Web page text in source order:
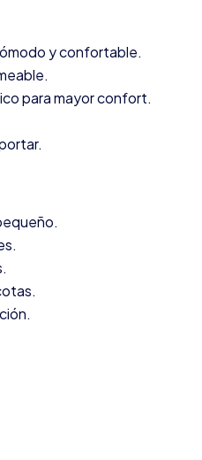
y confortable.
para mayor confort.